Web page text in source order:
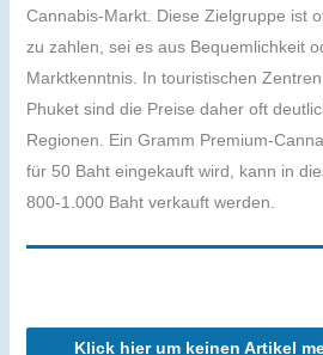
Cannabis-Markt. Diese Zielgruppe ist
zu zahlen, sei es aus Bequemlichkeit
Marktkenntnis. In touristischen
Phuket sind die Preise daher oft
Regionen. Ein Gramm Premium-
für 50 Baht eingekauft wird, kann in
800-1.000 Baht verkauft werden.
Klick hier um keinen Artikel